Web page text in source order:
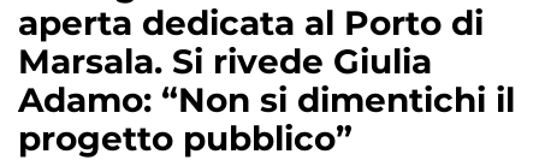
aperta dedicata al Porto di
Marsala. Si rivede Giulia
Adamo: “Non si dimentichi il
progetto pubblico”